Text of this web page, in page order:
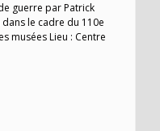
guerre par Patrick
le cadre du 110e
musées Lieu : Centre